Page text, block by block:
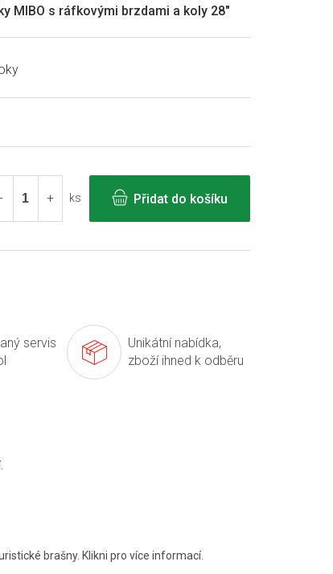
MIBO s ráfkovými brzdami a koly 28"
ks Přidat do košíku
servis
Unikátní nabídka,
zboží ihned k odběru
brašny. Klikni pro více informací.